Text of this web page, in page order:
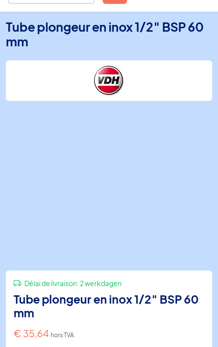
Tube plongeur en inox 1/2″ BSP 60
mm
Délai de livraison:2 werkdagen
Tube plongeur en inox 1/2″ BSP 60
mm
€ 35,64 hors TVA